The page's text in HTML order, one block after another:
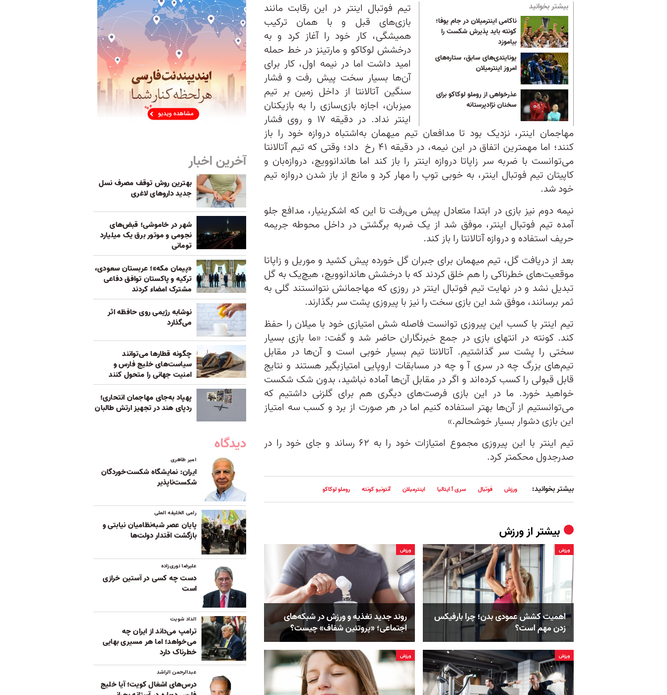
بیشتر بخوانید
ناکامی اینترمیلان در جام یوفا؛
کونته باید پذیرش شکست را
بیاموزد
یونایتدی‌های سابق، ستاره‌های
امروز اینترمیلان
عذرخواهی از روملو لوکاکو برای
سخنان نژادپرستانه
تیم فوتبال اینتر در این رقابت مانند
بازی‌های قبل و با همان ترکیب
همیشگی، کار خود را آغاز کرد و به
درخشش لوکاکو و مارتینز در خط حمله
امید داشت اما در نیمه اول، کار برای
آن‌ها بسیار سخت پیش رفت و فشار
سنگین آتالانتا از داخل زمین بر تیم
میزبان، اجازه بازی‌سازی را به بازیکنان
اینتر نداد. در دقیقه ۱۷ و روی فشار
مهاجمان اینتر، نزدیک بود تا مدافعان تیم میهمان به‌اشتباه دروازه خود را باز
کنند؛ اما مهمترین اتفاق در این نیمه، در دقیقه ۴۱ رخ داد؛ وقتی که تیم آتالانتا
می‌توانست با ضربه سر زاپاتا دروازه اینتر را باز کند اما هاندانوویچ، دروازه‌بان و
کاپیتان تیم فوتبال اینتر، به خوبی توپ را مهار کرد و مانع از باز شدن دروازه تیم
خود شد.
نیمه دوم نیز بازی در ابتدا متعادل پیش می‌رفت تا این که اشکرینیار، مدافع جلو
آمده تیم فوتبال اینتر، موفق شد از یک ضربه برگشتی در داخل محوطه جریمه
حریف استفاده و دروازه آتالانتا را باز کند.
بعد از دریافت گل، تیم میهمان برای جبران گل خورده پیش کشید و موریل و زاپاتا
موقعیت‌های خطرناکی را هم خلق کردند که با درخشش هاندانوویچ، هیچ‌یک به گل
تبدیل نشد و در نهایت تیم فوتبال اینتر در روزی که مهاجمانش نتوانستند گلی به
ثمر برسانند، موفق شد این بازی سخت را نیز با پیروزی پشت سر بگذارند.
تیم اینتر با کسب این پیروزی توانست فاصله شش امتیازی خود با میلان را حفظ
کند. کونته در انتهای بازی در جمع خبرنگاران حاضر شد و گفت: «ما بازی بسیار
سختی را پشت سر گذاشتیم. آتالانتا تیم بسیار خوبی است و آن‌ها در مقابل
تیم‌های بزرگ چه در سری آ و چه در مسابقات اروپایی امتیازبگیر هستند و نتایج
قابل قبولی را کسب کرده‌اند و اگر در مقابل آن‌ها آماده نباشید، بدون شک شکست
خواهید خورد. ما در این بازی فرصت‌های دیگری هم برای گلزنی داشتیم که
می‌توانستیم از آن‌ها بهتر استفاده کنیم اما در هر صورت از برد و کسب سه امتیاز
این بازی دشوار بسیار خوشحالم.»
تیم اینتر با این پیروزی مجموع امتیازات خود را به ۶۲ رساند و جای خود را در
صدرجدول محکمتر کرد.
بیشتر بخوانید: ورزش فوتبال سری آ ایتالیا اینترمیلان آنتونیو کونته روملو لوکاکو
بیشتر ازورزش
ورزش
اهمیت کشش عمودی بدن؛ چرا بارفیکس
زدن مهم است؟
ورزش
روند جدید تغذیه و ورزش در شبکه‌های
اجتماعی؛ «پروتئین شفاف» چیست؟
ورزش ورزش
آخرین اخبار
بهترین روش توقف مصرف نسل
جدید داروهای لاغری
شهر در خاموشی؛ قبض‌های
نجومی و موتور برق یک میلیارد
تومانی
«پیمان مکه»؛ عربستان سعودی،
ترکیه و پاکستان توافق دفاعی
مشترک امضاء کردند
نوشابه رژیمی روی حافظه اثر
می‌گذارد
چگونه قطارها می‌توانند
سیاست‌های خلیج فارس و
امنیت جهانی را متحول کنند
پهپاد به‌جای مهاجمان انتحاری؛
ردپای هند در تجهیز ارتش طالبان
دیدگاه
امیر طاهری
ایران: نمایشگاه شکست‌خوردگان
شکست‌ناپذیر
رامی الخلیفه العلی
پایان عصر شبه‌نظامیان نیابتی و
بازگشت اقتدار دولت‌ها
علیرضا نوری‌زاده
دست چه کسی در آستین خرازی
است
الداد شویت
ترامپ می‌داند از ایران چه
می‌خواهد؛ اما هر مسیری بهایی
خطرناک دارد
عبدالرحمن الراشد
درس‌های اشغال کویت؛ آیا خلیج